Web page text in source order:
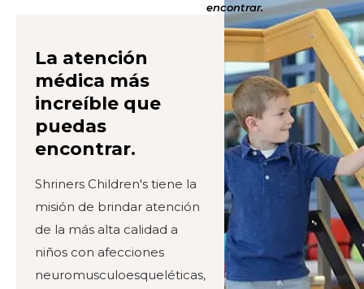
encontrar.
La atención
médica más
increíble que
puedas
encontrar.
Shriners Children's tiene la
misión de brindar atención
de la más alta calidad a
niños con afecciones
neuromusculoesqueléticas,